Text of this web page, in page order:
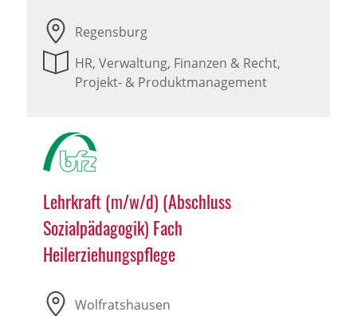
Regensburg
HR, Verwaltung, Finanzen & Recht,
Projekt- & Produktmanagement
Lehrkraft (m/w/d) (Abschluss
Sozialpädagogik) Fach
Heilerziehungspflege
Wolfratshausen